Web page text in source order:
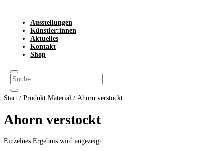
Ausstellungen
Künstler:innen
Aktuelles
Kontakt
Shop
Start / Produkt Material / Ahorn verstockt
Ahorn verstockt
Einzelnes Ergebnis wird angezeigt